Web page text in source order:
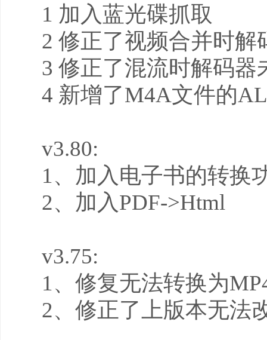
1 加入蓝光碟抓取
2 修正了视频合并时解
3 修正了混流时解码器
4 新增了M4A文件的
v3.80:
1、加入电子书的转换
2、加入PDF->Html
v3.75:
1、修复无法转换为
2、修正了上版本无法